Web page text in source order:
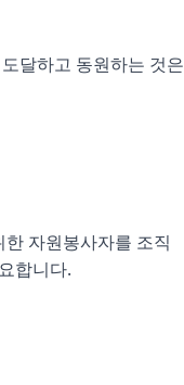
달하고 동원하는 것은
자원봉사자를 조직
합니다.